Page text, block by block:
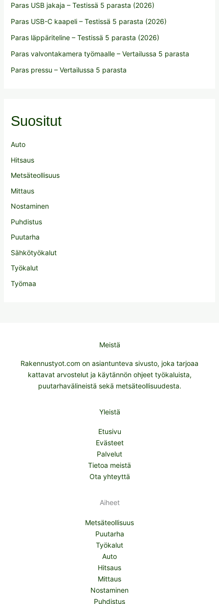
Paras USB jakaja – Testissä 5 parasta (2026)
Paras USB-C kaapeli – Testissä 5 parasta (2026)
Paras läppäriteline – Testissä 5 parasta (2026)
Paras valvontakamera työmaalle – Vertailussa 5 parasta
Paras pressu – Vertailussa 5 parasta
Suositut
Auto
Hitsaus
Metsäteollisuus
Mittaus
Nostaminen
Puhdistus
Puutarha
Sähkötyökalut
Työkalut
Työmaa
Meistä
Rakennustyot.com on asiantunteva sivusto, joka tarjoaa
kattavat arvostelut ja käytännön ohjeet työkaluista,
puutarhavälineistä sekä metsäteollisuudesta.
Yleistä
Etusivu
Evästeet
Palvelut
Tietoa meistä
Ota yhteyttä
Aiheet
Metsäteollisuus
Puutarha
Työkalut
Auto
Hitsaus
Mittaus
Nostaminen
Puhdistus